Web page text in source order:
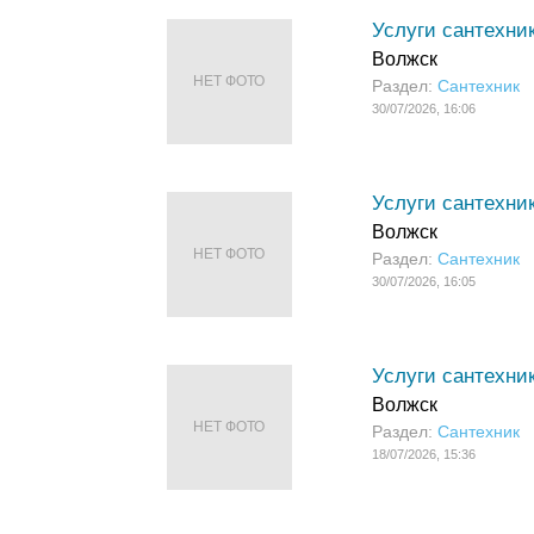
НЕТ ФОТО
Услуги
Волжск
Раздел: Сантехник
30/07/2026, 16:06
НЕТ ФОТО
Услуги
Волжск
Раздел: Сантехник
30/07/2026, 16:05
НЕТ ФОТО
Услуги
Волжск
Раздел: Сантехник
18/07/2026, 15:36